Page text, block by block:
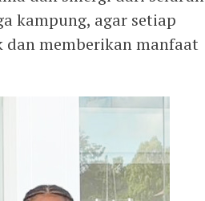
kampung, agar setiap
memberikan manfaat